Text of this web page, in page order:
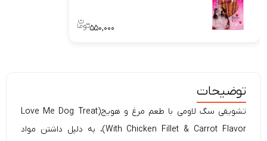
۵۵۰,۰۰۰
توضیحات
تشویقی سگ لاومی
با طعم مرغ و هویج(Love Me Dog Treat
With Chicken Fillet & Carrot Flavor)، به دلیل داشتن مواد